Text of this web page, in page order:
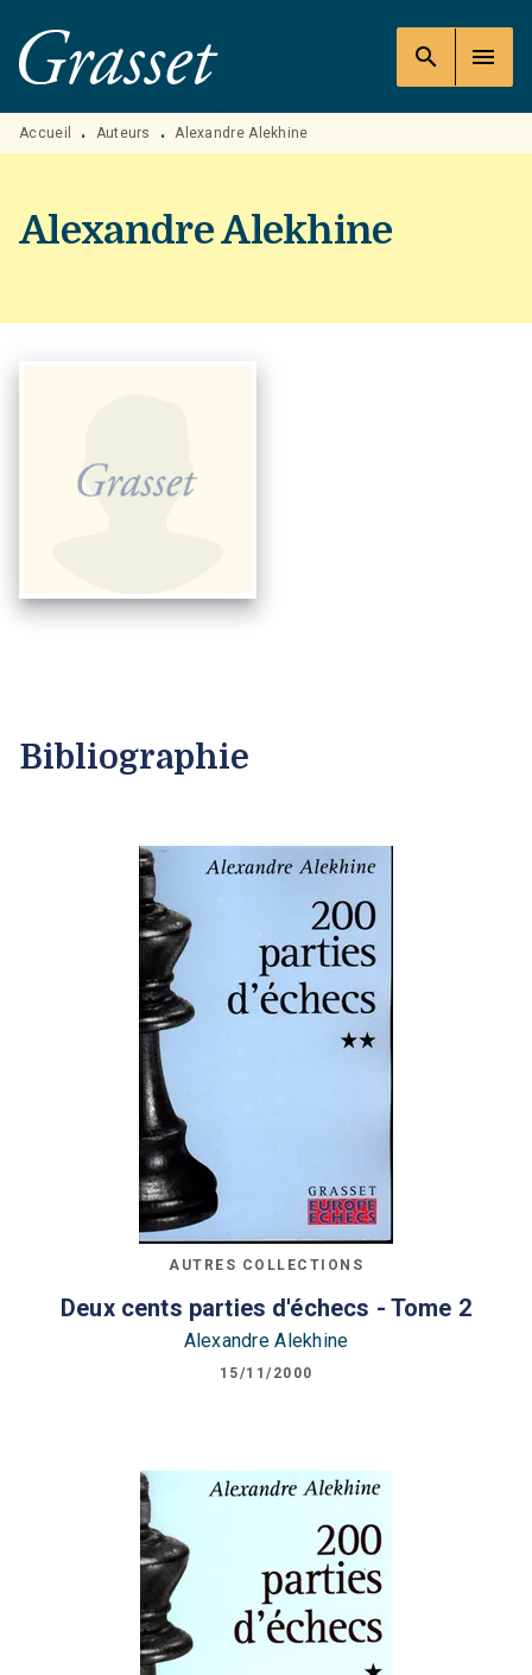
MENU RECHERCHE
PIED DE PAGE
search menu
Accueil • Auteurs • Alexandre Alekhine
Alexandre Alekhine
Bibliographie
AUTRES COLLECTIONS
Deux cents parties d'échecs - Tome 2
Alexandre Alekhine
15/11/2000